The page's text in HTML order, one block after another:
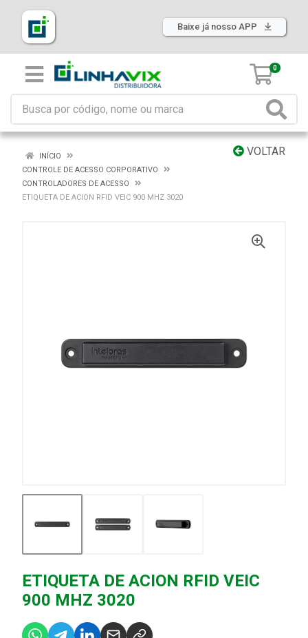
Baixe já nosso APP
0
VOLTAR
INÍCIO
CONTROLE DE ACESSO CORPORATIVO
CONTROLADORES DE ACESSO
ETIQUETA DE ACION RFID VEIC 900 MHZ 3020
ETIQUETA DE ACION RFID VEIC
900 MHZ 3020